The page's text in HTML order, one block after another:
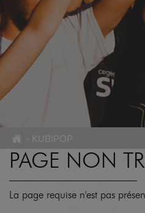
- KUBIPOP
PAGE NON
La page requise n'est pas